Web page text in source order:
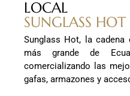
LOCAL
SUNGLASS HOT
Sunglass Hot, la cadena
más grande de
comercializando las
gafas, armazones y